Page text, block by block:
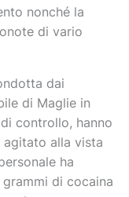
nonché la
di vario
dai
di Maglie in
controllo, hanno
alla vista
ha
di cocaina